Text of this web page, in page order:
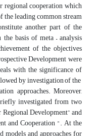
regional cooperation which
leading common stream
another part of the
basis of meta – analysis
of the objectives
Development were
with the significance of
by investigation of the
approaches. Moreover,
investigated from two
Development” and
and Cooperation ". At the